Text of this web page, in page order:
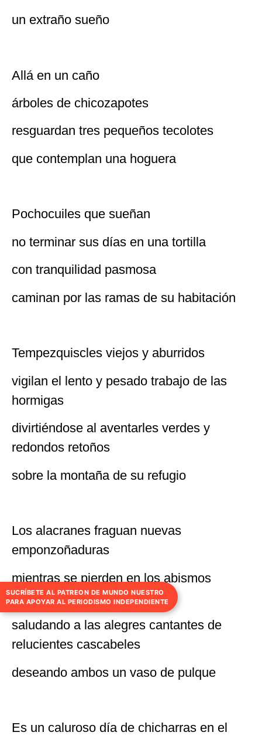
un extraño sueño
Allá en un caño
árboles de chicozapotes
resguardan tres pequeños tecolotes
que contemplan una hoguera
Pochocuiles que sueñan
no terminar sus días en una tortilla
con tranquilidad pasmosa
caminan por las ramas de su habitación
Tempezquiscles viejos y aburridos
vigilan el lento y pesado trabajo de las
hormigas
divirtiéndose al aventarles verdes y
redondos retoños
sobre la montaña de su refugio
Los alacranes fraguan nuevas
emponzoñaduras
mientras se pierden en los abismos
salados del trilobite
saludando a las alegres cantantes de
relucientes cascabeles
deseando ambos un vaso de pulque
Es un caluroso día de chicharras en el
SUCRÍBETE AL PATREON DE MUNDO NUESTRO
PARA APOYAR AL PERIODISMO INDEPENDIENTE